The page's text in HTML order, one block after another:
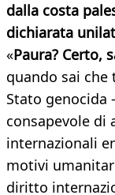
dalla costa
dichiarata
«Paura? Certo,
quando sai
Stato genocida
consapevole di
internazionali
motivi
diritto